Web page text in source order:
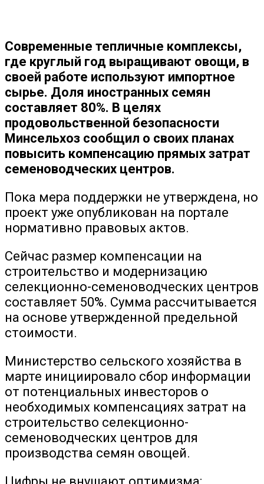
Современные тепличные комплексы,
где круглый год выращивают овощи, в
своей работе используют импортное
сырье. Доля иностранных семян
составляет 80%. В целях
продовольственной безопасности
Минсельхоз сообщил о своих планах
повысить компенсацию прямых затрат
семеноводческих центров.
Пока мера поддержки не утверждена, но
проект уже опубликован на портале
нормативно правовых актов.
Сейчас размер компенсации на
строительство и модернизацию
селекционно-семеноводческих центров
составляет 50%. Сумма рассчитывается
на основе утвержденной предельной
стоимости.
Министерство сельского хозяйства в
марте инициировало сбор информации
от потенциальных инвесторов о
необходимых компенсациях затрат на
строительство селекционно-
семеноводческих центров для
производства семян овощей.